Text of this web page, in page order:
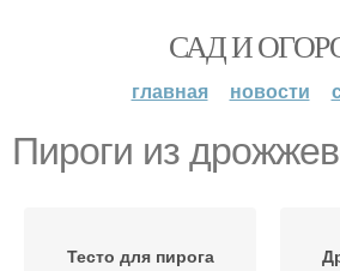
САД И
главная новости
Пироги из
Тесто для пирога